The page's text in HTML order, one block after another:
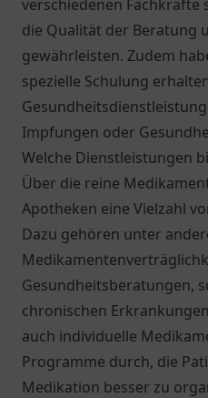
verschiedenen
die Qualität der Beratung
gewährleisten. Zudem
spezielle Schulung
Impfungen oder
Welche Dienstleistungen
Über die reine
Apotheken eine Vielzahl
Dazu gehören unter
Gesundheitsberatungen,
chronischen
auch individuelle
Programme durch, die
Medikation besser zu